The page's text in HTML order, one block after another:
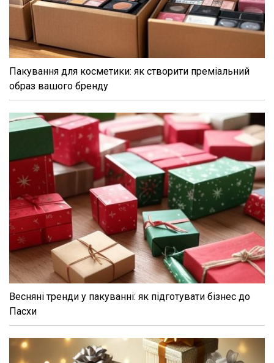
Пакування для косметики: як створити преміальний
образ вашого бренду
Весняні тренди у пакуванні: як підготувати бізнес до
Пасхи